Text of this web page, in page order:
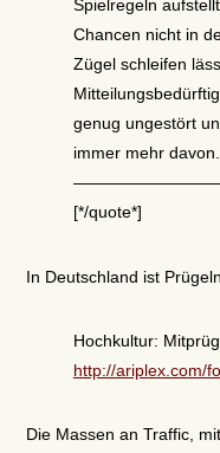
Spielregeln
Chancen nicht in
Zügel schleifen
genug ungestört
immer mehr davon.
[*/quote*]
In Deutschland ist
Hochkultur:
http://ariplex.com/
Die Massen an Traffic,